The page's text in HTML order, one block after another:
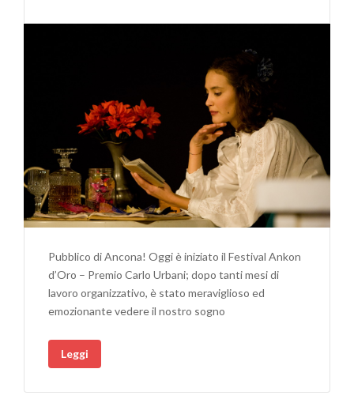
Pubblico di Ancona! Oggi è iniziato il Festival Ankon
d’Oro – Premio Carlo Urbani; dopo tanti mesi di
lavoro organizzativo, è stato meraviglioso ed
emozionante vedere il nostro sogno
Leggi